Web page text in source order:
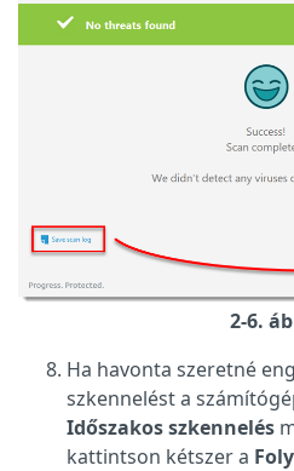
2-6.
Ha havonta szeretné
szkennelést a
Időszakos szkennelés
kattintson kétszer a